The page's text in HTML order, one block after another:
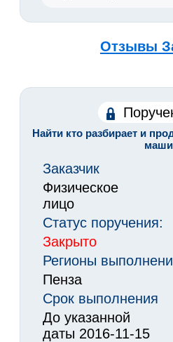
Отзывы
Найти кто разбирает и
Заказчик
Физическое
лицо
Статус поручения:
Закрыто
Регионы
Пенза
Срок выполнения
До указанной
даты 2016-11-15